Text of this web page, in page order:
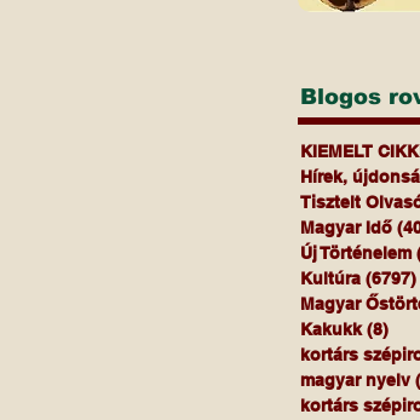
Blogos
KIEMELT
Hírek,
Tisztelt
Magyar Idő
Új Történelem
Kultúra (6797)
Magyar
Kakukk (8)
kortárs
magyar nyelv
kortárs